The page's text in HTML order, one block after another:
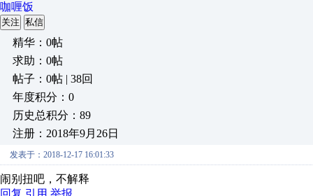
咖喱饭
关注 私信
精华：0帖
求助：0帖
帖子：0帖 | 38回
年度积分：0
历史总积分：89
注册：2018年9月26日
发表于：2018-12-17 16:01:33
闹别扭吧，不解释
回复 引用 举报